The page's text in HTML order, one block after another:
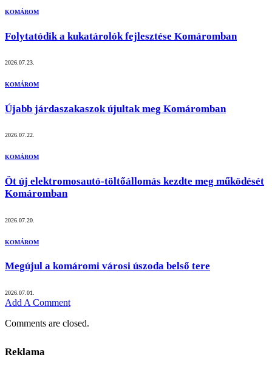
KOMÁROM
Folytatódik a kukatárolók fejlesztése Komáromban
2026.07.23.
KOMÁROM
Újabb járdaszakaszok újultak meg Komáromban
2026.07.22.
KOMÁROM
Öt új elektromosautó-töltőállomás kezdte meg működését
Komáromban
2026.07.20.
KOMÁROM
Megújul a komáromi városi úszoda belső tere
2026.07.01.
Add A Comment
Comments are closed.
Reklama